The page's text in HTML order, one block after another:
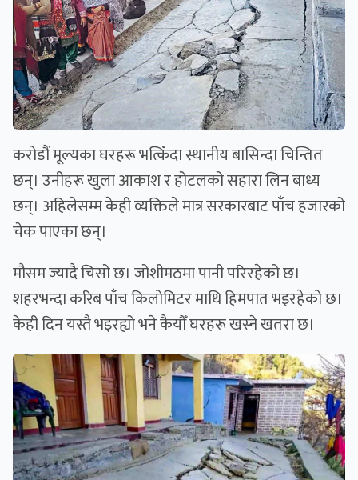
करोडौं मूल्यका घरहरू भत्किँदा स्थानीय बासिन्दा चिन्तित
छन्। उनीहरू खुला आकाश र होटलको सहारा लिन बाध्य
छन्। अहिलेसम्म केही व्यक्तिले मात्र सरकारबाट पाँच हजारको
चेक पाएका छन्।
मौसम ज्यादै चिसो छ। जोशीमठमा पानी परिरहेको छ।
शहरभन्दा करिब पाँच किलोमिटर माथि हिमपात भइरहेको छ।
केही दिन यस्तै भइरह्यो भने कैयौँ घरहरू खस्ने खतरा छ।